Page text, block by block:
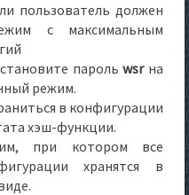
пользователь должен
с максимальным
парольwsrна
режим.
в конфигурации
хэш-функции.
при котором все
хранятся в